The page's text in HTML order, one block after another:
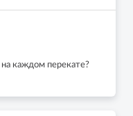
на каждом перекате?